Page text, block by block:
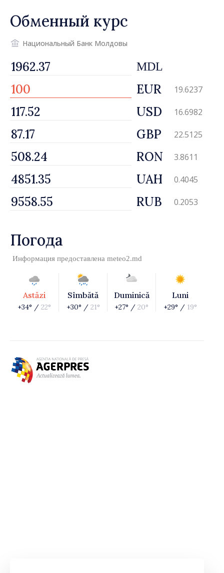
Обменный курс
Национальный Банк Молдовы
MDL
EUR 19.6237
USD 16.6982
GBP 22.5125
RON 3.8611
UAH 0.4045
RUB 0.2053
Погода
Информация предоставлена meteo2.md
Astăzi
+34° / 22°
Sîmbătă
+30° / 21°
Duminică
+27° / 20°
Luni
+29° / 19°